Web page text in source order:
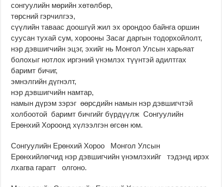
сонгуулийн мөрийн хөтөлбөр,
төрсний гэрчилгээ,
сүүлийн таваас доошгүй жил эх орондоо байнга оршин
суусан тухай сум, хорооны Засаг даргын тодорхойлолт,
нэр дэвшигчийн эцэг, эхийг нь Монгол Улсын харьяат
болохыг нотлох иргэний үнэмлэх түүнтэй адилтгах
баримт бичиг,
эмнэлгийн дүгнэлт,
нэр дэвшигчийн намтар,
намын дүрэм зэрэг өөрсдийн намын нэр дэвшигчтэй
холбоотой баримт бичгийг бүрдүүлж Сонгуулийн
Ерөнхий Хороонд хүлээлгэн өгсөн юм.
Сонгуулийн Ерөнхий Хороо Монгол Улсын
Ерөнхийлөгчид нэр дэвшигчийн үнэмлэхийг тэдэнд ирэх
лхагва гарагт олгоно.